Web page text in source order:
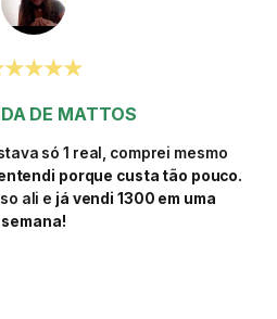
DE MATTOS
só 1 real, comprei mesmo
porque custa tão pouco.
ali e já vendi 1300 em uma
semana!